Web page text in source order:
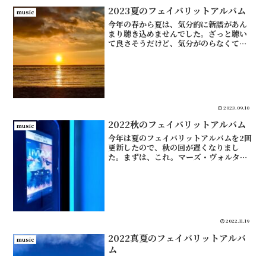
music 2023夏のフェイバリットアルバム
今年の春から夏は、気分的に新譜があん
まり聴き込めませんでした。ざっと聴い
て良さそうだけど、気分がのらなくてそ
2023.09.10
music 2022秋のフェイバリットアルバム
今年は夏のフェイバリットアルバムを2回
更新したので、秋の回が遅くなりまし
た。まずは、これ。マーズ・ヴォルタの
2022.11.19
music
2022真夏のフェイバリットアルバ
ム